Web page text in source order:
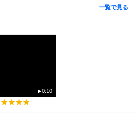
だけ早く出荷します。
一覧で見る
0:10